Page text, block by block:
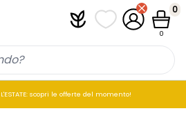
PlantfitI miei elenchi di
Il mio
0
0
L'ESTATE: scopri le offerte del momento!